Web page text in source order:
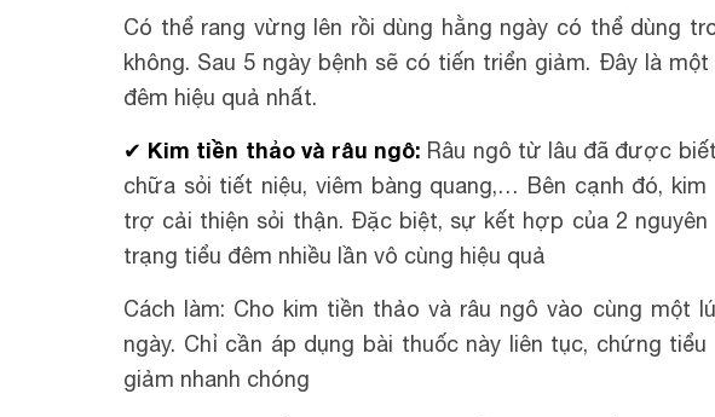
Có thể rang vừng lên rồi dùng hằng ngày có thể dùng
không. Sau 5 ngày bệnh sẽ có tiến triển giảm. Đây là
đêm hiệu quả nhất.
✔ Kim tiền thảo và râu ngô: Râu ngô từ lâu đã được
chữa sỏi tiết niệu, viêm bàng quang,… Bên cạnh đó,
trợ cải thiện sỏi thận. Đặc biệt, sự kết hợp của 2 nguyên
trạng tiểu đêm nhiều lần vô cùng hiệu quả
Cách làm: Cho kim tiền thảo và râu ngô vào cùng một
ngày. Chỉ cần áp dụng bài thuốc này liên tục, chứng
giảm nhanh chóng